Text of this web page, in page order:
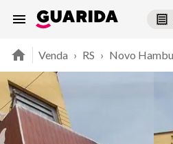
Venda › RS › Novo